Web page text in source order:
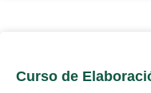
Curso de